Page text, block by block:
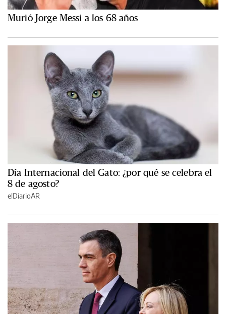
Murió Jorge Messi a los 68 años
Día Internacional del Gato: ¿por qué se celebra el
8 de agosto?
elDiarioAR